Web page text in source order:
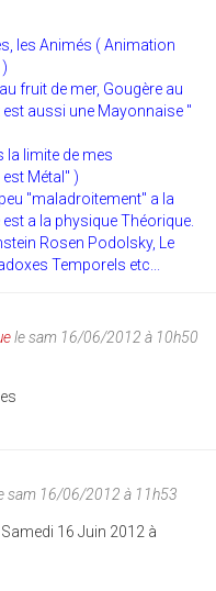
les Animés ( Animation
fruit de mer, Gougère au
aussi une Mayonnaise "
la limite de mes
Métal" )
"maladroitement" a la
a la physique Théorique.
Rosen Podolsky, Le
Temporels etc...
le sam 16/06/2012 à 10h50
sam 16/06/2012 à 11h53
16 Juin 2012 à